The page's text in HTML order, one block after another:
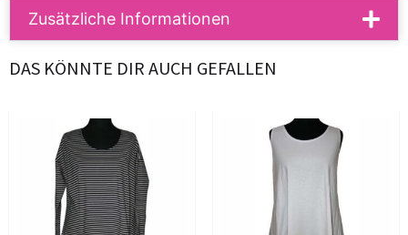
Zusätzliche Informationen
DAS KÖNNTE DIR AUCH GEFALLEN